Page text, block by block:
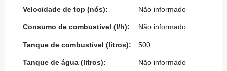
Velocidade de top (nós): Não informado
Consumo de combustível (l/h): Não informado
Tanque de combustível (litros): 500
Tanque de água (litros): Não informado